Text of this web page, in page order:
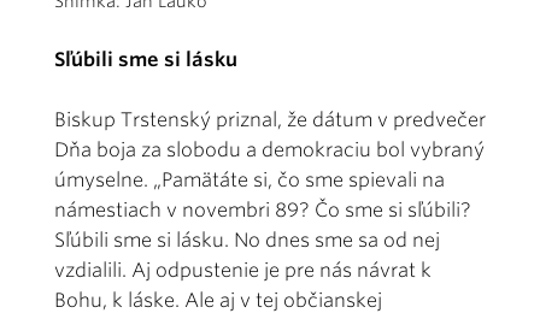
Sľúbili sme si lásku
Biskup Trstenský priznal, že dátum v predvečer
Dňa boja za slobodu a demokraciu bol vybraný
úmyselne. „Pamätáte si, čo sme spievali na
námestiach v novembri 89? Čo sme si sľúbili?
Sľúbili sme si lásku. No dnes sme sa od nej
vzdialili. Aj odpustenie je pre nás návrat k
Bohu, k láske. Ale aj v tej občianskej